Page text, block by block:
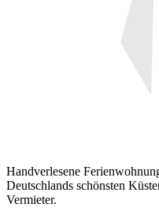
Handverlesene
Deutschlands schönsten
Vermieter.